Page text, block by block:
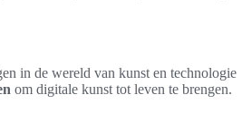
in de wereld van kunst en technologie
om digitale kunst tot leven te brengen.